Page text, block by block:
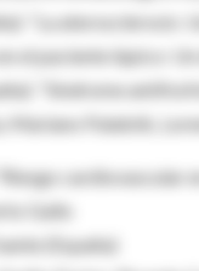
“La aterosclerosis:
el paciente lúpico:
“Síndrome
Mariano Palatnik,
cardiovascular
Gallo
(España)